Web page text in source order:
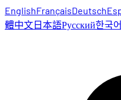
EnglishFrançaisDeutsch
體中文日本語Русский한국어